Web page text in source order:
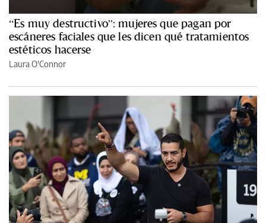
“Es muy destructivo”: mujeres que pagan por
escáneres faciales que les dicen qué tratamientos
estéticos hacerse
Laura O'Connor